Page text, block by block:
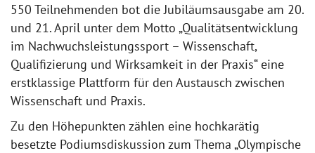
550 Teilnehmenden bot die Jubiläumsausgabe am 20.
und 21. April unter dem Motto „Qualitätsentwicklung
im Nachwuchsleistungssport – Wissenschaft,
Qualifizierung und Wirksamkeit in der Praxis“ eine
erstklassige Plattform für den Austausch zwischen
Wissenschaft und Praxis.
Zu den Höhepunkten zählen eine hochkarätig
besetzte Podiumsdiskussion zum Thema „Olympische